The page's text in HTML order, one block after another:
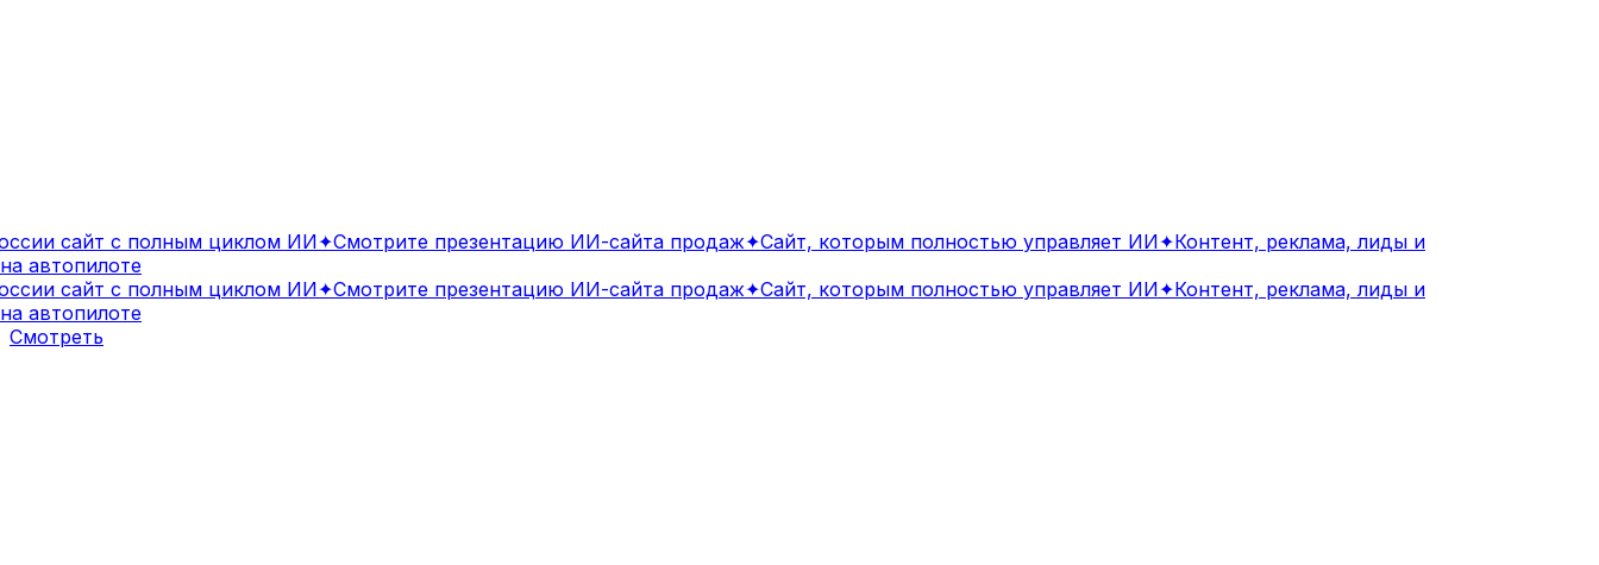
сайт с полным циклом ИИ✦Смотрите презентацию ИИ-сайта продаж✦Сайт, которым полностью управляет ИИ✦Контент, реклама, лиды и
сайт с полным циклом ИИ✦Смотрите презентацию ИИ-сайта продаж✦Сайт, которым полностью управляет ИИ✦Контент, реклама, лиды и
Смотреть